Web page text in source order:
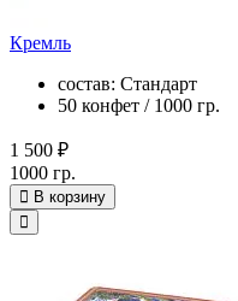
Кремль
состав: Стандарт
50 конфет / 1000 гр.
1 500 ₽
1000 гр.
В корзину